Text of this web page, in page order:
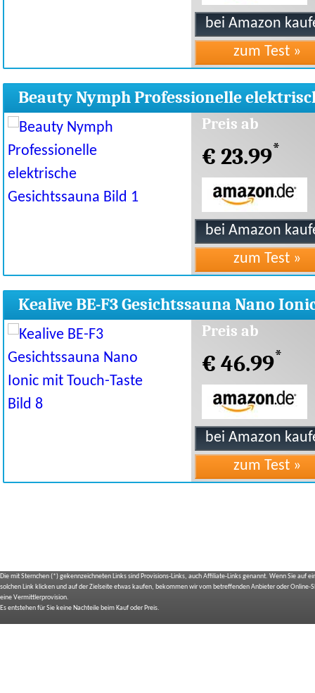
Beauty Nymph Professionelle
Gesichtssauna
Preis ab
€ 23.99*
Kealive BE-F3 Gesichtssauna Nano
mit Touch-Taste
Preis ab
€ 46.99*
Die mit Sternchen (*) gekennzeichneten Links sind Provisions-Links, auch Affiliate-Links genannt. Wenn Sie auf
solchen Link klicken und auf der Zielseite etwas kaufen, bekommen wir vom betreffenden Anbieter oder Online-
eine Vermittlerprovision.
Es entstehen für Sie keine Nachteile beim Kauf oder Preis.